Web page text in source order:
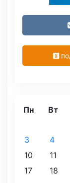
Пн Вт
3
4
10
11
17
18